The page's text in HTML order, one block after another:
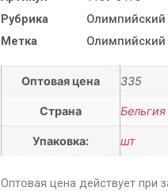
Рубрика
Олимпийский
Метка
Олимпийский
Оптовая цена 335
Страна Бельгия
Упаковка: шт
Оптовая цена действует при